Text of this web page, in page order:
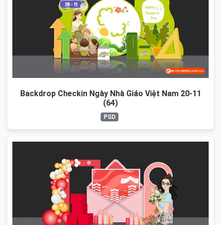
Backdrop Checkin Ngày Nhà Giáo Việt Nam 20-11
(64)
PSD